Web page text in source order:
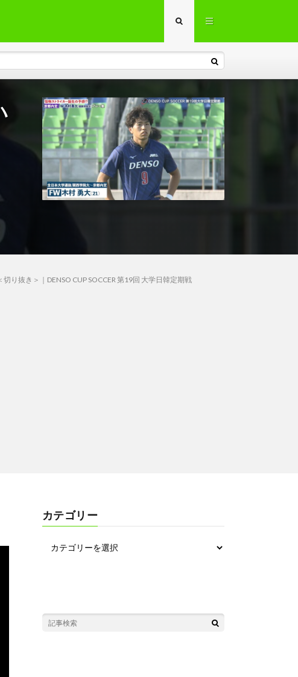
り抜き＞｜DENSO CUP SOCCER 第19回 大学日韓定期戦
カテゴリー